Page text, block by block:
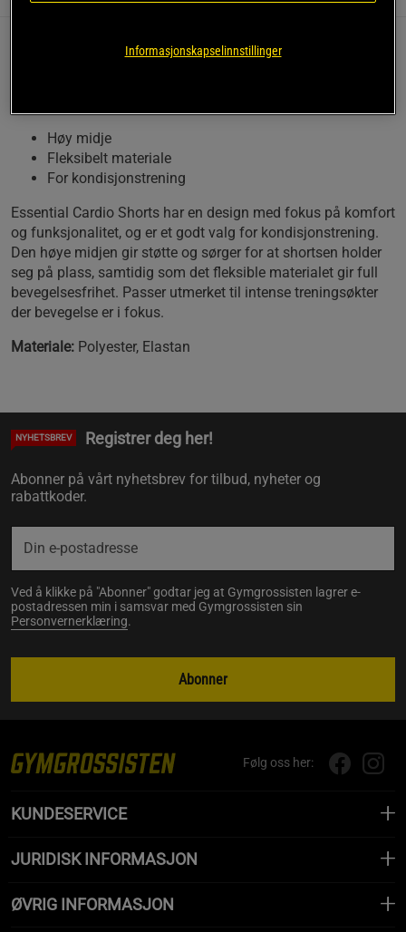
Disse shortsene kombinerer en høy midje med et
Høy midje
Fleksibelt materiale
For kondisjonstrening
Essential Cardio Shorts har en design med fokus på komfort
og funksjonalitet, og er et godt valg for kondisjonstrening.
Den høye midjen gir støtte og sørger for at shortsen holder
seg på plass, samtidig som det fleksible materialet gir full
bevegelsesfrihet. Passer utmerket til intense treningsøkter
der bevegelse er i fokus.
Materiale: Polyester, Elastan
NYHETSBREV Registrer deg her!
Abonner på vårt nyhetsbrev for tilbud, nyheter og
rabattkoder.
Ved å klikke på "Abonner" godtar jeg at Gymgrossisten lagrer e-
postadressen min i samsvar med Gymgrossisten sin
Personvernerklæring.
Abonner
Følg oss her:
KUNDESERVICE
JURIDISK INFORMASJON
ØVRIG INFORMASJON
Informasjonskapselinnstillinger